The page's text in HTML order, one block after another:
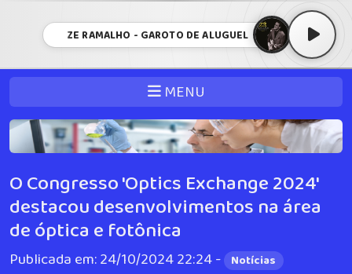
ZE RAMALHO - GAROTO DE ALUGUEL
MENU
O Congresso 'Optics Exchange 2024'
destacou desenvolvimentos na área
de óptica e fotônica
Publicada em: 24/10/2024 22:24 - Notícias